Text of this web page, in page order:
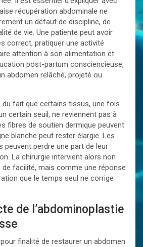
récupération abdominale ne
un défaut de discipline, de
de vie. Une patiente peut avoir
correct, pratiquer une activité
attention à son alimentation et
post-partum consciencieuse,
abdomen relâché, projeté ou
du fait que certains tissus, une fois
certain seuil, ne reviennent pas à
fibres de soutien dermique peuvent
blanche peut rester élargie. Les
perdre une part de leur
La chirurgie intervient alors non
facilité, mais comme une réponse
que le temps seul ne corrige
de l’abdominoplastie
finalité de restaurer un abdomen